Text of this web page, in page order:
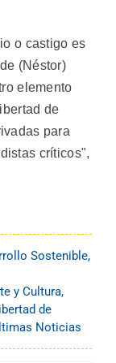
o castigo es
(Néstor)
elemento
de
para
críticos",
Sostenible,
y Cultura,
de
Noticias